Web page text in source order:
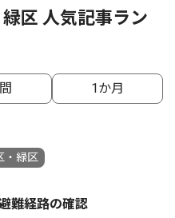
区 人気記事ラン
1か月
・緑区
難経路の確認